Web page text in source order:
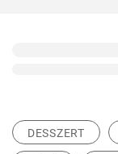
DESSZERT